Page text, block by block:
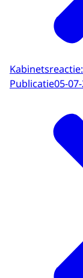
Publicatie05-